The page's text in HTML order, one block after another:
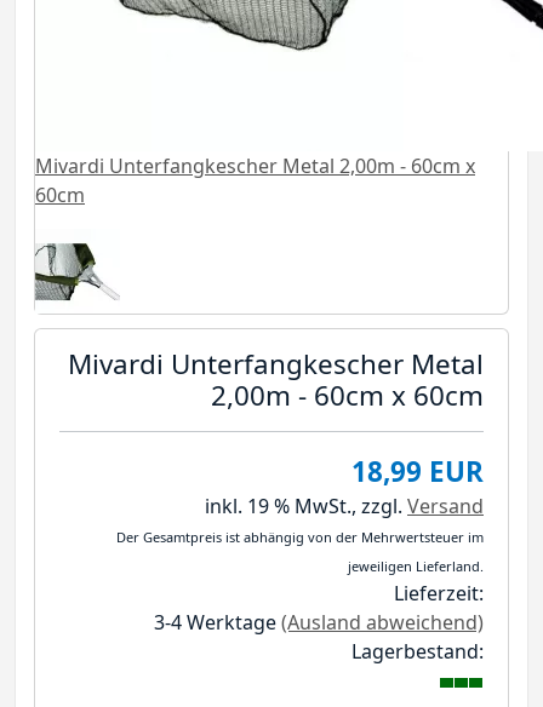
Mivardi Unterfangkescher Metal 2,00m - 60cm x
60cm
Mivardi Unterfangkescher Metal
2,00m - 60cm x 60cm
18,99 EUR
inkl. 19 % MwSt., zzgl. Versand
Der Gesamtpreis ist abhängig von der Mehrwertsteuer im
jeweiligen Lieferland.
Lieferzeit:
3-4 Werktage(Ausland abweichend)
Lagerbestand: